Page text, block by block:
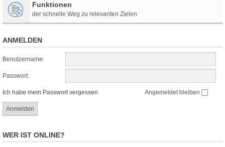
Funktionen
der schnelle Weg zu relevanten Zielen
ANMELDEN
Benutzername:
Passwort:
Ich habe mein Passwort vergessen Angemeldet bleiben
WER IST ONLINE?